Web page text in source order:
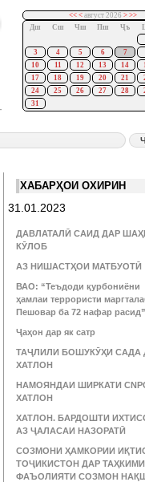
<< <август 2026 > >>
Дш
Сш Чш Пш Ҷъ
3
4 5 6 7
10
11 12 13 14
17
18 19 20 21
24
25 26 27 28
31
ХАБАРҲОИ ОХИРИН
31.01.2023
ДАВЛАТАЛӢ САИД ДАР
КӮЛОБ
АЗ НИШАСТҲОИ МАТБУОТӢ
ВАО: “Теъдоди қурбониёни
ҳамлаи террористи
Пешовар ба 72 нафар расид”
Ҷаҳон дар як сатр
ТАҶЛИЛИ БОШУКӮҲИ САДА
ХАТЛОН
НАМОЯНДАИ ШИРКАТИ
ХАТЛОН
ХАТЛОН. БАРДОШТИ
АЗ ҶАЛАСАИ НАЗОРАТӢ
СОЗМОНИ ҲАМКОРИИ
ТОҶИКИСТОН ДАР ТАҲКИМИ
ФАЪОЛИЯТИ СОЗМОН